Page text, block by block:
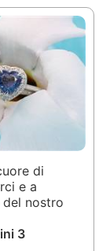
di
e a
del nostro
3